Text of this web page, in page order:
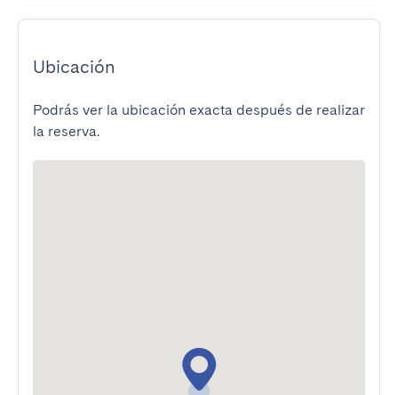
Ubicación
Podrás ver la ubicación exacta después de realizar
la reserva.